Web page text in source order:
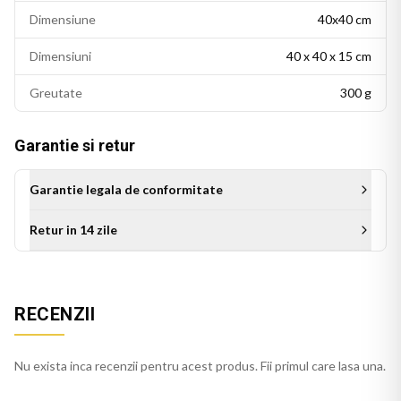
Aceasta perna decorativa se potriveste intr-un living modern,
gust estetic rafinat.
canapea, pat sau fotoliu. Culorile imprimate isi mentin
Dimensiune 40x40 cm
Dimensiuni 40 x 40 x 15 cm
Greutate 300 g
Garantie si retur
Garantie legala de conformitate
Retur in 14 zile
RECENZII
Nu exista inca recenzii pentru acest produs. Fii primul care lasa una.